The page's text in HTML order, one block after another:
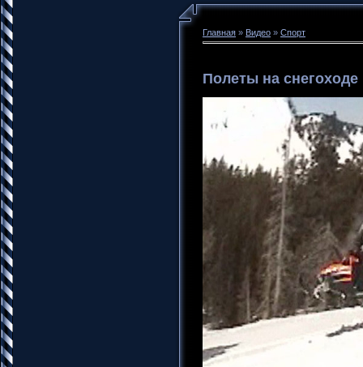
Главная » Видео » Спорт
Полеты на снегоходе